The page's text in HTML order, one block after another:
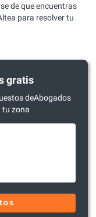
de que encuentras
para resolver tu
gratis
deAbogados
tu zona